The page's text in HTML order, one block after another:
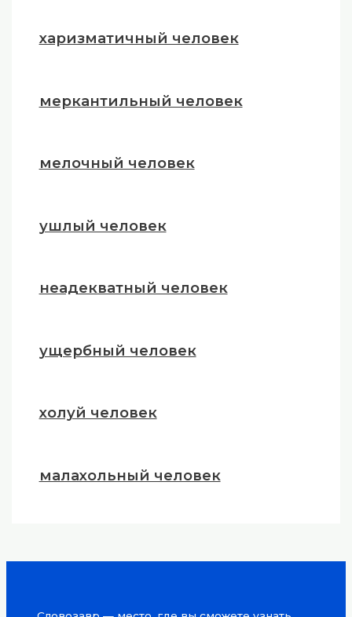
харизматичный человек
меркантильный человек
мелочный человек
ушлый человек
неадекватный человек
ущербный человек
холуй человек
малахольный человек